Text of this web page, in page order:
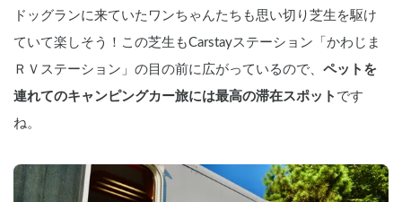
ドッグランに来ていたワンちゃんたちも思い切り芝生を駆け
ていて楽しそう！この芝生もCarstayステーション「かわじま
ＲＶステーション」の目の前に広がっているので、 ペットを
連れてのキャンピングカー旅には最高の滞在スポット です
ね。